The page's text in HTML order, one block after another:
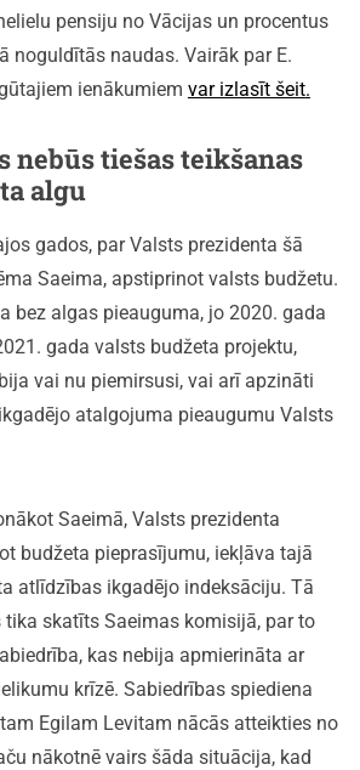
pensiju no Vācijas un procentus
noguldītās naudas. Vairāk par E.
ienākumiem var izlasīt šeit.
nebūs tiešas teikšanas
algu
gados, par Valsts prezidenta šā
Saeima, apstiprinot valsts budžetu.
bez algas pieauguma, jo 2020. gada
gada valsts budžeta projektu,
vai nu piemirsusi, vai arī apzināti
atalgojuma pieaugumu Valsts
Saeimā, Valsts prezidenta
budžeta pieprasījumu, iekļāva tajā
atlīdzības ikgadējo indeksāciju. Tā
skatīts Saeimas komisijā, par to
kas nebija apmierināta ar
krīzē. Sabiedrības spiediena
Egilam Levitam nācās atteikties no
nākotnē vairs šāda situācija, kad